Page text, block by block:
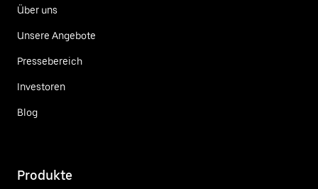
Über uns
Unsere Angebote
Pressebereich
Investoren
Blog
Produkte